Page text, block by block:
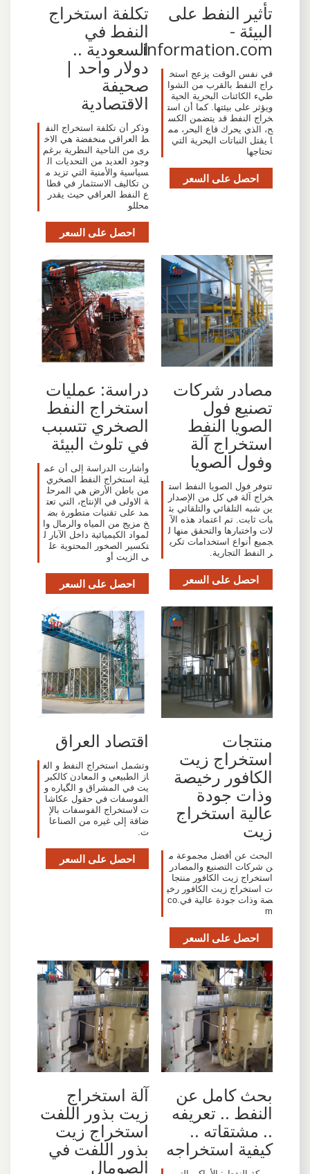
تأثير النفط على
البيئة -
information.com
في نفس الوقت يزعج استخ
راج النفط بالقرب من الشوا
طيء الكائنات البحرية الحية
ويؤثر على بيئتها. كما أن است
خراج النفط قد يتضمن الكس
ح، الذي يحرك قاع البحر، مم
ا يقتل النباتات البحرية التي
تحتاجها
احصل على السعر
تكلفة استخراج
النفط في
السعودية ..
دولار واحد |
صحيفة
الاقتصادية
وذكر أن تكلفة استخراج النف
ط العراقي منخفضة هي الاخ
رى من الناحية النظرية برغم
وجود العديد من التحديات ال
سياسية والأمنية التي تزيد م
ن تكاليف الاستثمار في قطا
ع النفط العراقي حيث يقدر
محللو
احصل على السعر
مصادر شركات
تصنيع فول
الصويا النفط
استخراج آلة
وفول الصويا
تتوفر فول الصويا النفط است
خراج آلة في كل من الإصدار
ين شبه التلقائي والتلقائي بث
بات ثابت. تم اعتماد هذه الآ
لات واختبارها والتحقق منها ل
جميع أنواع استخدامات تكري
ر النفط التجارية.
احصل على السعر
دراسة: عمليات
استخراج النفط
الصخري تتسبب
في تلوث البيئة
وأشارت الدراسة إلى أن عم
لية استخراج النفط الصخري
من باطن الأرض هي المرحل
ة الاولى في الإنتاج، التي تعت
مد على تقنيات متطورة بض
خ مزيج من المياه والرمال وا
لمواد الكيميائية داخل الآبار ل
تكسير الصخور المحتوية عل
ى الزيت أو
احصل على السعر
منتجات
استخراج زيت
الكافور رخيصة
وذات جودة
عالية استخراج
زيت
البحث عن أفضل مجموعة م
ن شركات التصنيع والمصادر
استخراج زيت الكافور منتجا
ت استخراج زيت الكافور رخي
صة وذات جودة عالية في.co
m
احصل على السعر
اقتصاد العراق
وتشمل استخراج النفط و الغ
از الطبيعي و المعادن كالكبر
يت في المشراق و الگياره و
الفوسفات في حقول عكاشا
ت لاستخراج الفوسفات بالإ
ضافة إلى غيره من الصناعا
ت.
احصل على السعر
بحث كامل عن
النفط .. تعريفه
.. مشتقاته ..
كيفية استخراجه
آلة استخراج
زيت بذور اللفت
استخراج زيت
بذور اللفت في
الصومال